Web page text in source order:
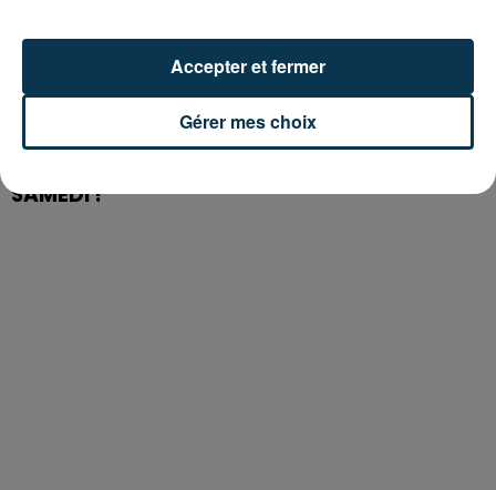
SAMEDI !
Gérer mes choix
Accepter et fermer